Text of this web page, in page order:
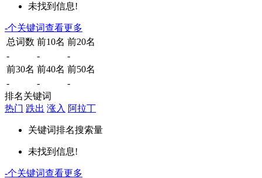
未找到信息!
-个关键词查看更多
总词数 前10名 前20名
-
-
-
前30名 前40名 前50名
-
-
-
排名关键词
热门 跌出 涨入 阿拉丁
关键词排名搜索量
未找到信息!
-个关键词查看更多